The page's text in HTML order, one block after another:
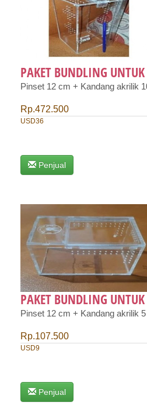
PAKET BUNDLING
Pinset 12 cm + Kandang akrilik
Rp.472.500
USD36
Penjual
PAKET BUNDLING
Pinset 12 cm + Kandang akrilik
Rp.107.500
USD9
Penjual